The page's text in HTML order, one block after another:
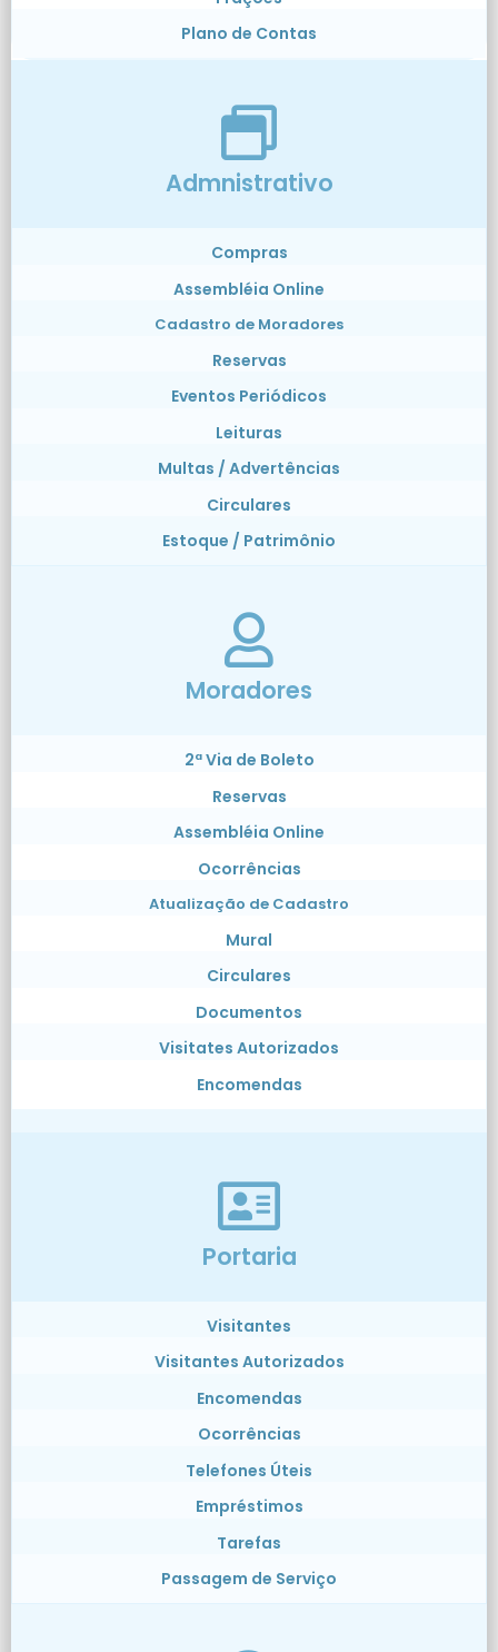
Plano de Contas
Admnistrativo
Compras
Assembléia Online
Cadastro de Moradores
Reservas
Eventos Periódicos
Leituras
Multas / Advertências
Circulares
Estoque / Patrimônio
Moradores
2ª Via de Boleto
Reservas
Assembléia Online
Ocorrências
Atualização de Cadastro
Mural
Circulares
Documentos
Visitates Autorizados
Encomendas
Portaria
Visitantes
Visitantes Autorizados
Encomendas
Ocorrências
Telefones Úteis
Empréstimos
Tarefas
Passagem de Serviço